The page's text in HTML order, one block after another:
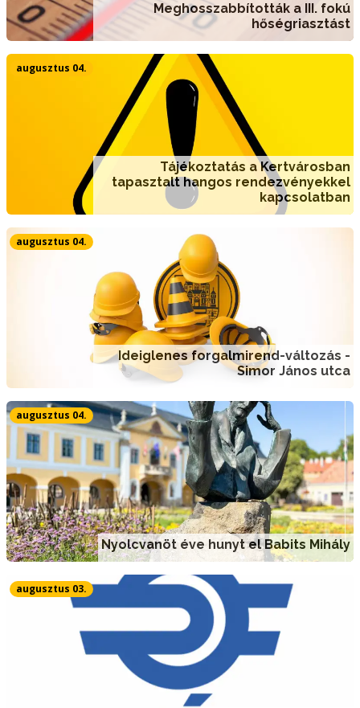
Meghosszabbították a III. fokú
hőségriasztást
Tájékoztatás a Kertvárosban
tapasztalt hangos rendezvényekkel
kapcsolatban
augusztus 04.
Ideiglenes forgalmirend-változás -
Simor János utca
augusztus 04.
Nyolcvanöt éve hunyt el Babits Mihály
augusztus 04.
augusztus 03.